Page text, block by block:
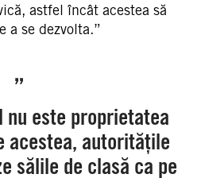
astfel încât acestea să
a se dezvolta.”
„
nu este proprietatea
acestea, autoritățile
sălile de clasă ca pe